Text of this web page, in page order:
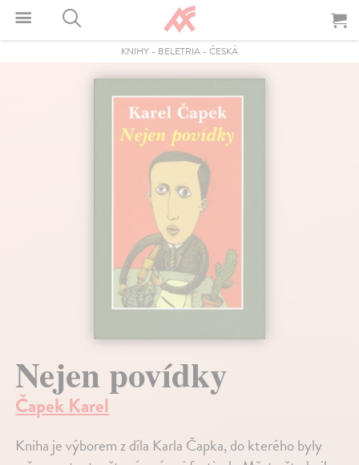
KNIHY - BELETRIA - ČESKÁ
Nejen povídky
Čapek Karel
Kniha je výborem z díla Karla Čapka, do kterého byly